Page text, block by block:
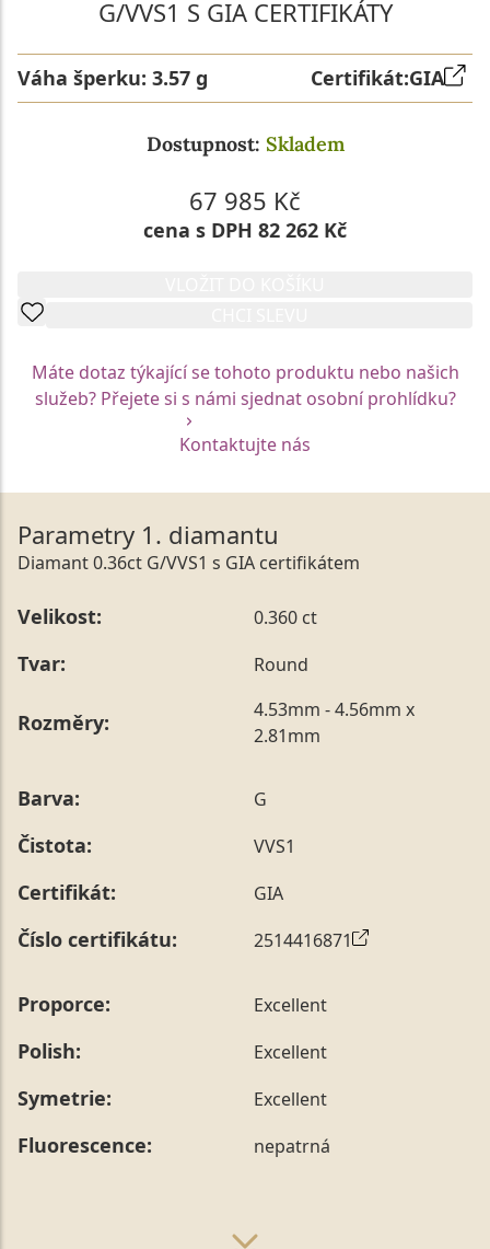
G/VVS1 S GIA CERTIFIKÁTY
Váha šperku: 3.57 g Certifikát:GIA
Dostupnost: Skladem
67 985 Kč
cena s DPH 82 262 Kč
Máte dotaz týkající se tohoto produktu nebo našich
služeb? Přejete si s námi sjednat osobní prohlídku?
Kontaktujte nás
Parametry 1. diamantu
Diamant 0.36ct G/VVS1 s GIA certifikátem
Velikost: 0.360 ct
Tvar: Round
Rozměry:
4.53mm - 4.56mm x
2.81mm
Barva: G
Čistota: VVS1
Certifikát: GIA
Číslo certifikátu: 2514416871
Proporce: Excellent
Polish: Excellent
Symetrie: Excellent
Fluorescence: nepatrná